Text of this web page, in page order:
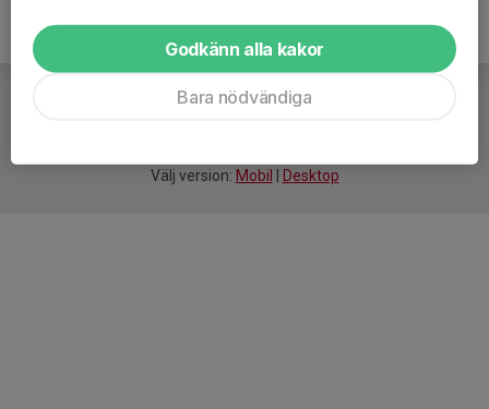
Välj version: Mobil Desktop
Godkänn alla kakor
Bara nödvändiga